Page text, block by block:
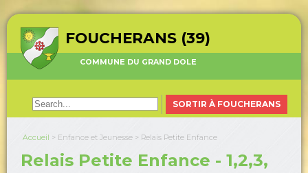
FOUCHERANS (39)
COMMUNE DU GRAND DOLE
SORTIR À FOUCHERANS
Accueil > Enfance et Jeunesse > Relais Petite Enfance
Relais Petite Enfance - 1,2,3,